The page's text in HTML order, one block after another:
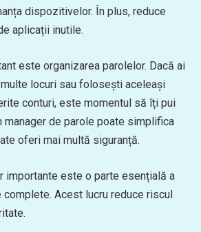
dispozitivelor. În plus, reduce
aplicații inutile.
este organizarea parolelor. Dacă ai
locuri sau folosești aceleași
conturi, este momentul să îți pui
manager de parole poate simplifica
oferi mai multă siguranță.
importante este o parte esențială a
Acest lucru reduce riscul